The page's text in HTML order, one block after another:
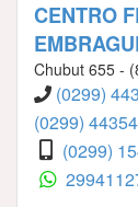
CENTRO
Chubut 655 -
(0299)
(0299)
(0299)